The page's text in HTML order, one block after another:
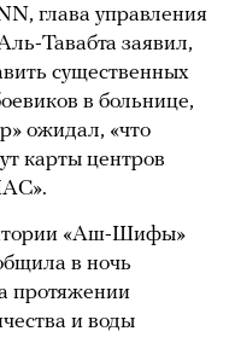
глава управления
Тавабта заявил,
существенных
в больнице,
ожидал, «что
карты центров
«Аш-Шифы»
в ночь
протяжении
и воды